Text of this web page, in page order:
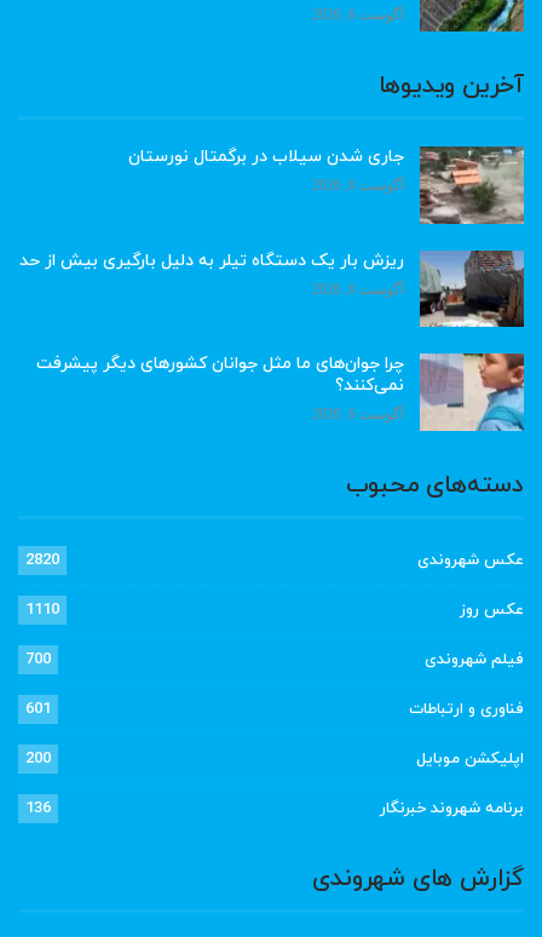
آگوست 6, 2026
آخرین ویدیوها
جاری شدن سیلاب در برگمتال نورستان
آگوست 6, 2026
ریزش بار یک دستگاه تیلر به دلیل بارگیری بیش از حد
آگوست 6, 2026
چرا جوان‌های ما مثل جوانان کشورهای دیگر پیشرفت
نمی‌کنند؟
آگوست 6, 2026
دسته‌های محبوب
عکس شهروندی 2820
عکس روز 1110
فیلم شهروندی 700
فناوری و ارتباطات 601
اپلیکشن موبایل 200
برنامه شهروند خبرنگار 136
گزارش های شهروندی